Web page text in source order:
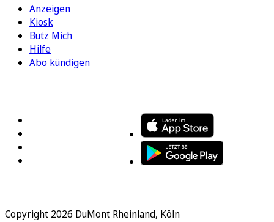
Anzeigen
Kiosk
Bütz Mich
Hilfe
Abo kündigen
Copyright 2026 DuMont Rheinland, Köln